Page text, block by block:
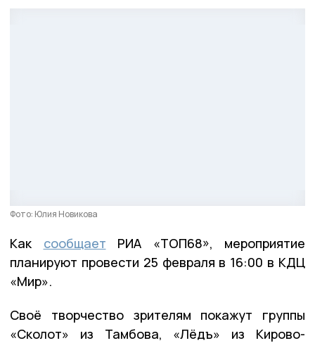
Фото: Юлия Новикова
Как сообщает РИА «ТОП68», мероприятие
планируют провести 25 февраля в 16:00 в КДЦ
«Мир».
Своё творчество зрителям покажут группы
«Сколот» из Тамбова, «Лёдъ» из Кирово-